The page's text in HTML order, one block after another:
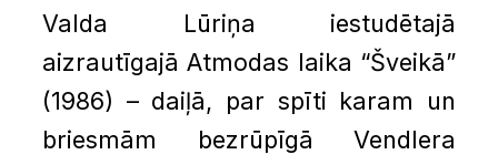
Valda Lūriņa iestudētajā
aizrautīgajā Atmodas laika “Šveikā”
(1986) – daiļā, par spīti karam un
briesmām bezrūpīgā Vendlera